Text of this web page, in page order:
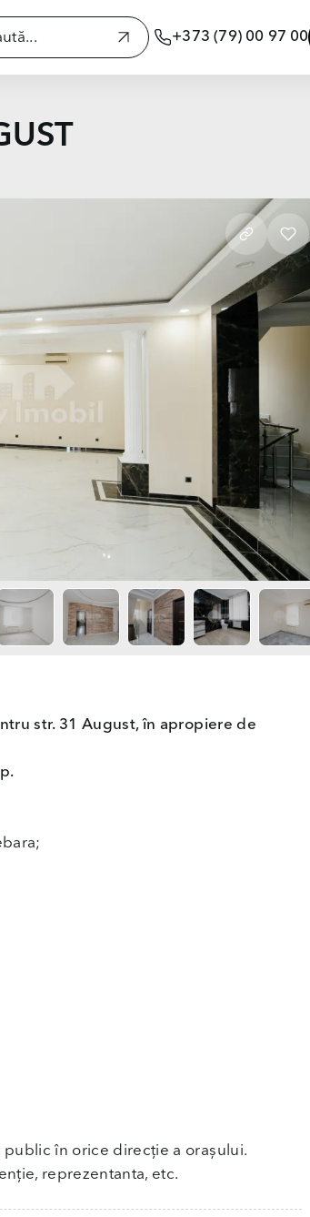
+373 (79) 00 97 00
str. 31 August, în apropiere de
în orice direcție a orașului.
reprezentanta, etc.